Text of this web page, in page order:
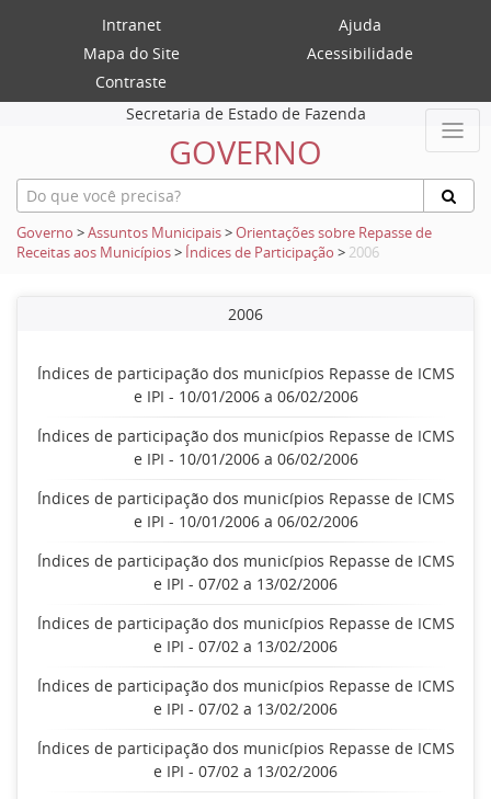
Intranet
Ajuda
Mapa do Site
Acessibilidade
Contraste
Secretaria de Estado de Fazenda
GOVERNO
Governo >Assuntos Municipais>Orientações sobre Repasse de
Receitas aos Municípios> Índices de Participação > 2006
2006
Índices de participação dos municípios Repasse de ICMS
e IPI - 10/01/2006 a 06/02/2006
Índices de participação dos municípios Repasse de ICMS
e IPI - 10/01/2006 a 06/02/2006
Índices de participação dos municípios Repasse de ICMS
e IPI - 10/01/2006 a 06/02/2006
Índices de participação dos municípios Repasse de ICMS
e IPI - 07/02 a 13/02/2006
Índices de participação dos municípios Repasse de ICMS
e IPI - 07/02 a 13/02/2006
Índices de participação dos municípios Repasse de ICMS
e IPI - 07/02 a 13/02/2006
Índices de participação dos municípios Repasse de ICMS
e IPI - 07/02 a 13/02/2006